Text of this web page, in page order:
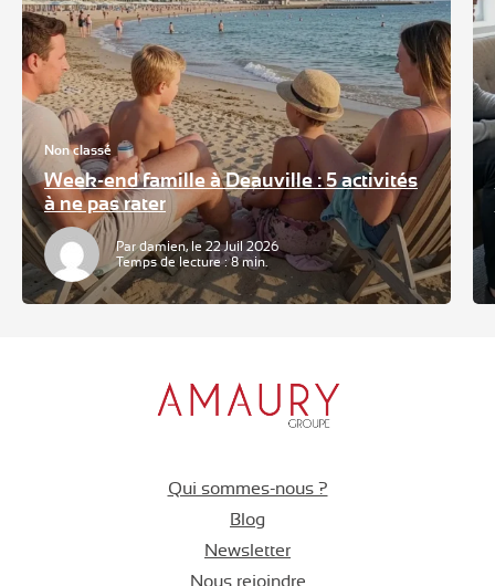
Non classé
Week-end famille à Deauville : 5 activités
à ne pas rater
Par damien, le 22 Juil 2026
Temps de lecture : 8 min.
Qui sommes-nous ?
Blog
Newsletter
Nous rejoindre